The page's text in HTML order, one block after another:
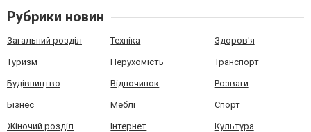
Рубрики новин
Загальний розділ Техніка Здоров'я
Туризм Нерухомість Транспорт
Будівництво Відпочинок Розваги
Бізнес Меблі Спорт
Жіночий розділ Інтернет Культура